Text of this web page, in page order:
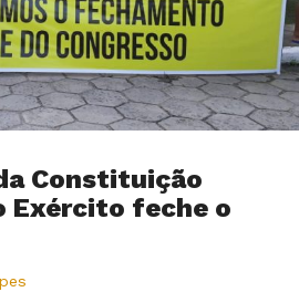
Constituição
Exército feche o